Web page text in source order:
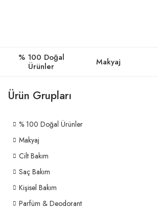
% 100 Doğal
Ürünler
Makyaj
Ürün Grupları
% 100 Doğal Ürünler
Makyaj
Cilt Bakım
Saç Bakım
Kişisel Bakım
Parfüm & Deodorant